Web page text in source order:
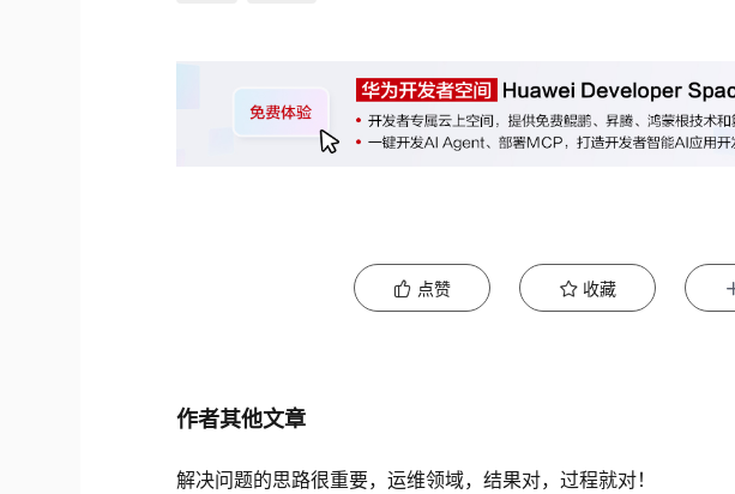
点赞 收藏
作者其他文章
解决问题的思路很重要，运维领域，结果对，过程就对！